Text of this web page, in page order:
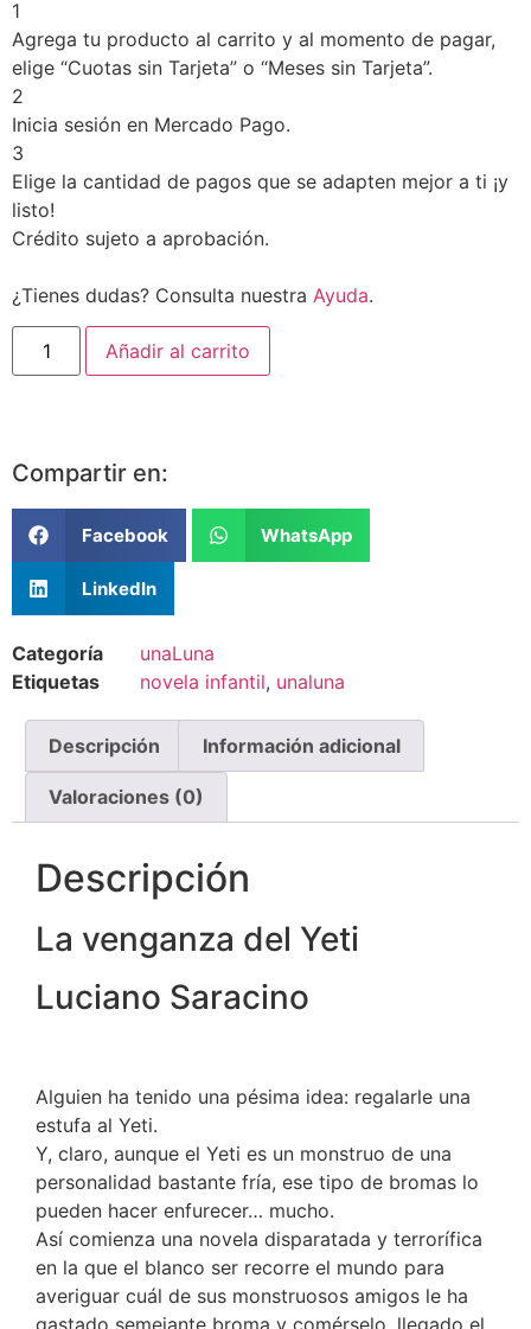
1
Agrega tu producto al carrito y al momento de pagar,
elige “Cuotas sin Tarjeta” o “Meses sin Tarjeta”.
2
Inicia sesión en Mercado Pago.
3
Elige la cantidad de pagos que se adapten mejor a ti ¡y
listo!
Crédito sujeto a aprobación.
¿Tienes dudas? Consulta nuestra Ayuda.
Añadir al carrito
Compartir en:
Facebook WhatsApp
LinkedIn
Categoría
unaLuna
Etiquetas
novela infantil, unaluna
Descripción Información adicional
Valoraciones (0)
Descripción
La venganza del Yeti
Luciano Saracino
Alguien ha tenido una pésima idea: regalarle una
estufa al Yeti.
Y, claro, aunque el Yeti es un monstruo de una
personalidad bastante fría, ese tipo de bromas lo
pueden hacer enfurecer… mucho.
Así comienza una novela disparatada y terrorífica
en la que el blanco ser recorre el mundo para
averiguar cuál de sus monstruosos amigos le ha
gastado semejante broma y comérselo, llegado el